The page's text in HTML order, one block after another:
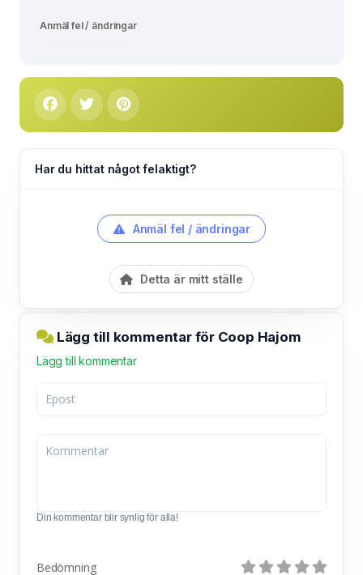
Anmäl fel / ändringar
Har du hittat något felaktigt?
Anmäl fel / ändringar
Detta är mitt ställe
Lägg till kommentar för Coop Hajom
Lägg till kommentar
Din kommentar blir synlig för alla!
Bedömning